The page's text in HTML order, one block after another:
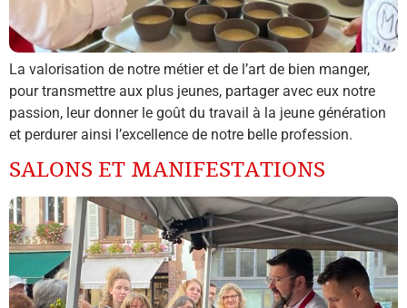
La valorisation de notre métier et de l’art de bien manger,
pour transmettre aux plus jeunes, partager avec eux notre
passion, leur donner le goût du travail à la jeune génération
et perdurer ainsi l’excellence de notre belle profession.
SALONS ET MANIFESTATIONS